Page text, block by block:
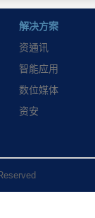
解决方案
资通讯
智能应用
数位媒体
资安